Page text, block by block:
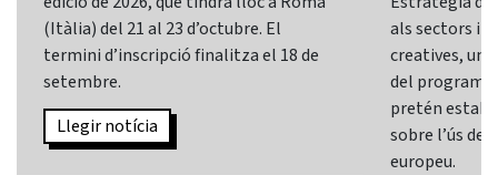
(Itàlia) del 21 al 23 d’octubre. El
termini d’inscripció finalitza el 18 de
setembre.
Llegir notícia
als sectors i
creatives,
del programa
pretén
sobre l’ús de
europeu.